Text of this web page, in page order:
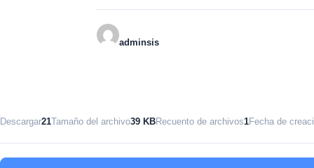
adminsis
Descargar21Tamaño del archivo39 KBRecuento de archivos1Fecha de